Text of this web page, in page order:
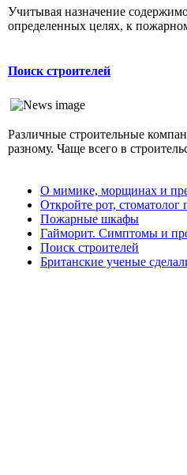
Учитывая назначение
определенных целях, к
Поиск строителей
Различные строительные
разному. Чаще всего в
О мимике, морщинах и
Откройте рот,
Пожарные шкафы
Гайморит. Симптомы и
Поиск строителей
Британские ученые